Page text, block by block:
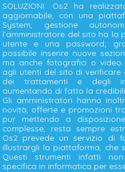
SOLUZIONI: Os2 ha
aggiornabile, con una
System, gestione
l’amministratore del sito ha la
utente e una password;
possibile inserire nuove
ma anche fotografici o video.
agli utenti del sito di verificare
dei trattamenti e degli
aumentando di fatto la
Gli amministratori hanno
novità, offerte e promozioni
pur mettendo a
complesse, resta sempre
Os2 prevede un servizio di
illustrargli la piattaforma, che
Questi strumenti infatti
specifica in informatica per